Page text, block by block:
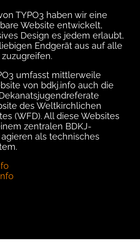
TYPO3 haben wir eine
Website entwickelt,
Design es jedem erlaubt,
Endgerät aus auf alle
umfasst mittlerweile
von bdkj.info auch die
des Weltkirchlichen
(WFD). All diese Websites
zentralen BDKJ-
als technisches